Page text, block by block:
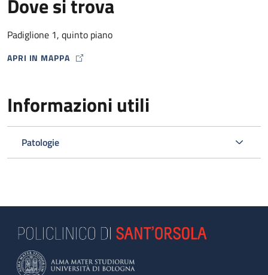
Dove si trova
Padiglione 1, quinto piano
APRI IN MAPPA
MAP ICON
Informazioni utili
Patologie